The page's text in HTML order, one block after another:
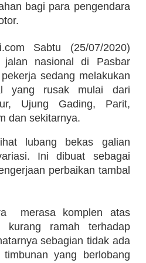
bagi para pengendara
Sabtu (25/07/2020)
jalan nasional di Pasbar
sedang melakukan
yang rusak mulai dari
Ujung Gading, Parit,
dan sekitarnya.
lubang bekas galian
Ini dibuat sebagai
perbaikan tambal
merasa komplen atas
kurang ramah terhadap
sebagian tidak ada
timbunan yang berlobang